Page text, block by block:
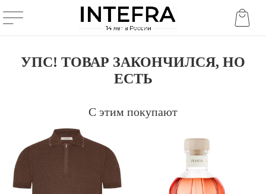
УПС! ТОВАР ЗАКОНЧИЛСЯ, НО
ЕСТЬ
С этим покупают